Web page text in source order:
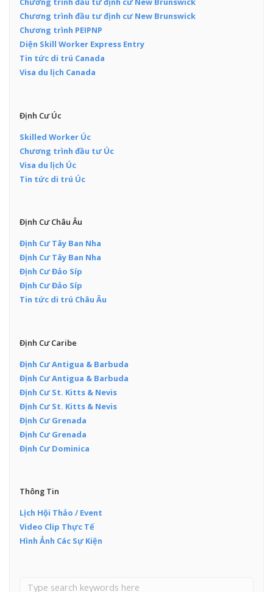
Chương trình đầu tư định cư New Brunswick
Chương trình PEIPNP
Diện Skill Worker Express Entry
Tin tức di trú Canada
Visa du lịch Canada
Định Cư Úc
Skilled Worker Úc
Chương trình đầu tư Úc
Visa du lịch Úc
Tin tức di trú Úc
Định Cư Châu Âu
Định Cư Tây Ban Nha
Định Cư Tây Ban Nha
Định Cư Đảo Síp
Định Cư Đảo Síp
Tin tức di trú Châu Âu
Định Cư Caribe
Định Cư Antigua & Barbuda
Định Cư Antigua & Barbuda
Định Cư St. Kitts & Nevis
Định Cư St. Kitts & Nevis
Định Cư Grenada
Định Cư Grenada
Định Cư Dominica
Thông Tin
Lịch Hội Thảo / Event
Video Clip Thực Tế
Hình Ảnh Các Sự Kiện